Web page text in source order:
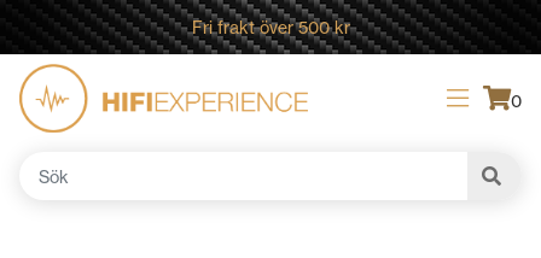
Fri frakt över 500 kr
0